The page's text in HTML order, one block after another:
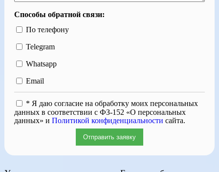
Способы обратной связи:
По телефону
Telegram
Whatsapp
Email
* Я даю согласие на обработку моих персональных
данных в соответствии с ФЗ-152 «О персональных
данных» и Политикой конфиденциальности сайта.
Отправить заявку